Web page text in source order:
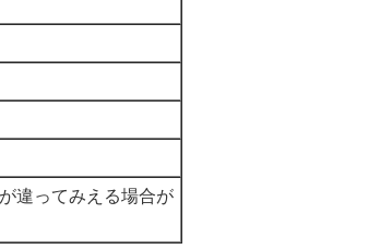
違ってみえる場合が